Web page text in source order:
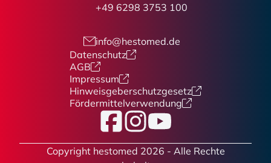
+49 6298 3753 100
info@hestomed.de
Datenschutz
AGB
Impressum
Hinweisgeberschutzgesetz
Fördermittelverwendung
FacebookInstagram
YouTube
Copyright hestomed 2026 - Alle Rechte